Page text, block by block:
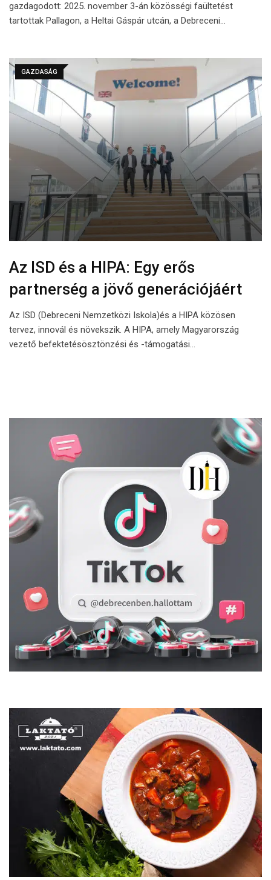
gazdagodott: 2025. november 3-án közösségi faültetést
tartottak Pallagon, a Heltai Gáspár utcán, a Debreceni…
GAZDASÁG
Az ISD és a HIPA: Egy erős
partnerség a jövő generációjáért
Az ISD (Debreceni Nemzetközi Iskola)és a HIPA közösen
tervez, innovál és növekszik. A HIPA, amely Magyarország
vezető befektetésösztönzési és -támogatási…